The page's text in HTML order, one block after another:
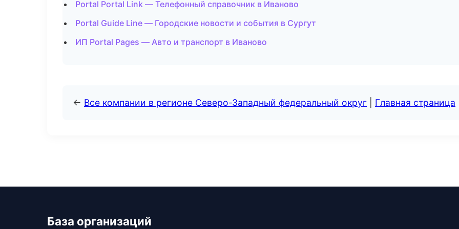
Portal Portal Link — Телефонный справочник в Иваново
Portal Guide Line — Городские новости и события в Сургут
ИП Portal Pages — Авто и транспорт в Иваново
← Все компании в регионе Северо-Западный федеральный округ Главная страница
База организаций